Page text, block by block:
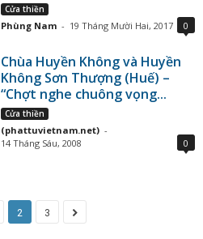
Cửa thiền
Phùng Nam - 19 Tháng Mười Hai, 2017 0
Chùa Huyền Không và Huyền
Không Sơn Thượng (Huế) –
“Chợt nghe chuông vọng...
Cửa thiền
(phattuvietnam.net) -
14 Tháng Sáu, 2008
0
2 3